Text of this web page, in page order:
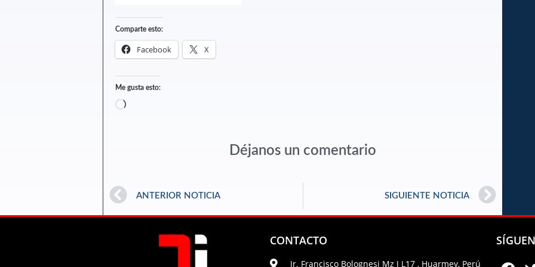
Comparte esto:
Facebook X
Me gusta esto:
Déjanos un comentario
ANTERIOR NOTICIA SIGUIENTE NOTICIA
CONTACTO
Jr. Francisco Bolognesi Mz J L17 , Huarmey, Perú